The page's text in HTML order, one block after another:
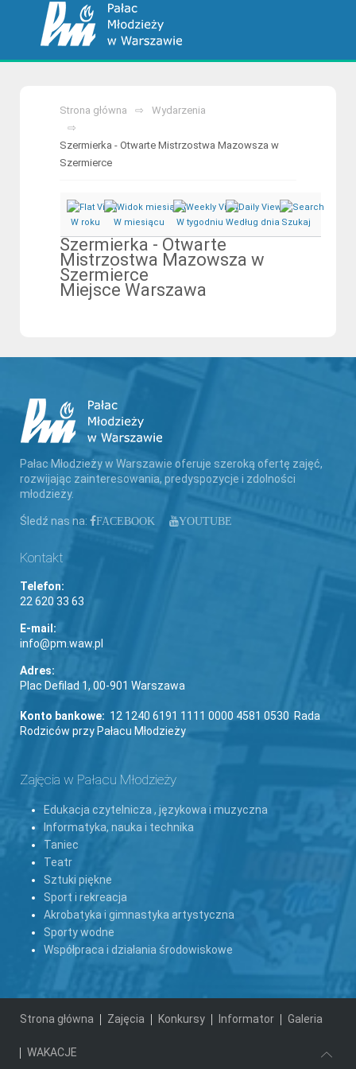
Strona główna Wydarzenia
Szermierka - Otwarte Mistrzostwa Mazowsza w
Szermierce
W roku W miesiącu W tygodniu Według dnia Szukaj
Szermierka - Otwarte
Mistrzostwa Mazowsza w
Szermierce
Miejsce Warszawa
Pałac Młodzieży w Warszawie oferuje szeroką ofertę zajęć,
rozwijając zainteresowania, predyspozycje i zdolności
młodzieży.
Śledź nas na: FACEBOOK YOUTUBE
Kontakt
Telefon:
22 620 33 63
E-mail:
info@pm.waw.pl
Adres:
Plac Defilad 1, 00-901 Warszawa
Konto bankowe: 12 1240 6191 1111 0000 4581 0530 Rada
Rodziców przy Pałacu Młodzieży
Zajęcia w Pałacu Młodzieży
Edukacja czytelnicza , językowa i muzyczna
Informatyka, nauka i technika
Taniec
Teatr
Sztuki piękne
Sport i rekreacja
Akrobatyka i gimnastyka artystyczna
Sporty wodne
Współpraca i działania środowiskowe
Strona główna Zajęcia Konkursy Informator Galeria
WAKACJE